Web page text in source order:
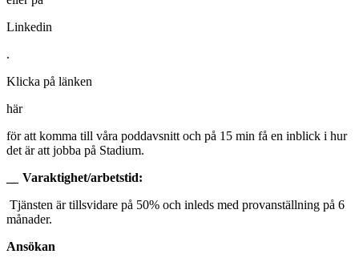
Linkedin
.
Klicka på länken
här
för att komma till våra poddavsnitt och på 15 min få en inblick i hur
det är att jobba på Stadium.
Varaktighet/arbetstid:
Tjänsten är tillsvidare på 50% och inleds med provanställning på 6
månader.
Ansökan